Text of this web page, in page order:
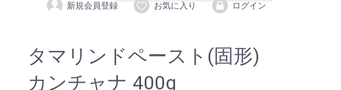
新規会員登録 お気に入り ログイン
タマリンドペースト(固形)
カンチャナ 400g